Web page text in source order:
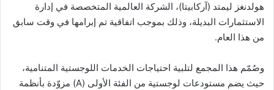
هولدنغز ليمتد (آركابيتا)، الشركة العالمية المتخصصة في إدارة
الاستثمارات البديلة، وذلك بموجب اتفاقية تم إبرامها في وقت سابق
من هذا العام.
وصُمّم هذا المجمع لتلبية احتياجات الخدمات اللوجستية المتنامية،
حيث يضم مستودعات لوجستية من الفئة الأولى (A) مزوّدة بأنظمة